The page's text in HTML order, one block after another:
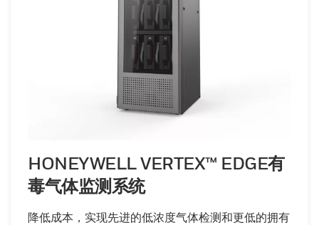
HONEYWELL VERTEX™ EDGE有
毒气体监测系统
降低成本，实现先进的低浓度气体检测和更低的拥有